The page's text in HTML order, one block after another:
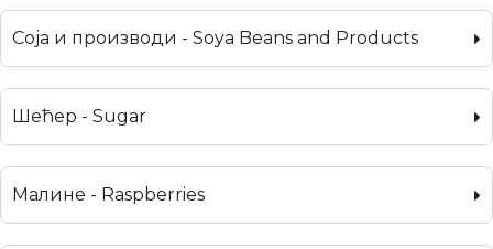
Соја и производи - Soya Beans and Products
Шећер - Sugar
Малине - Raspberries